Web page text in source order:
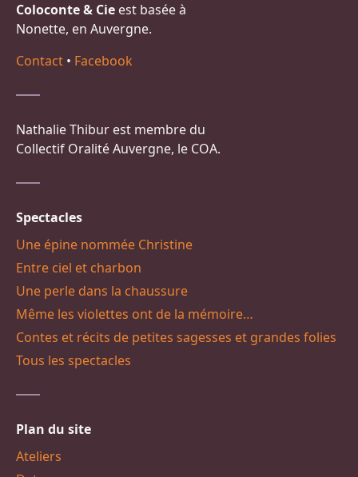
Coloconte & Cie est basée à
Nonette, en Auvergne.
Contact • Facebook
Nathalie Thibur est membre du
Collectif Oralité Auvergne, le COA.
Spectacles
Une épine nommée Christine
Entre ciel et charbon
Une perle dans la chaussure
Même les violettes ont de la mémoire…
Contes et récits de petites sagesses et grandes folies
Tous les spectacles
Plan du site
Ateliers